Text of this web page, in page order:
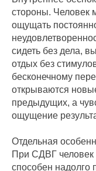
стороны. Человек
ощущать
сидеть без дела,
отдых без
бесконечному
открываются
предыдущих, а
ощущение
Отдельная
При СДВГ человек
способен надолго